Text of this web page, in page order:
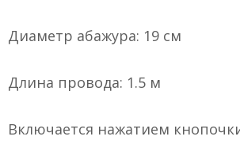
Диаметр абажура: 19 см
Длина провода: 1.5 м
Включается нажатием